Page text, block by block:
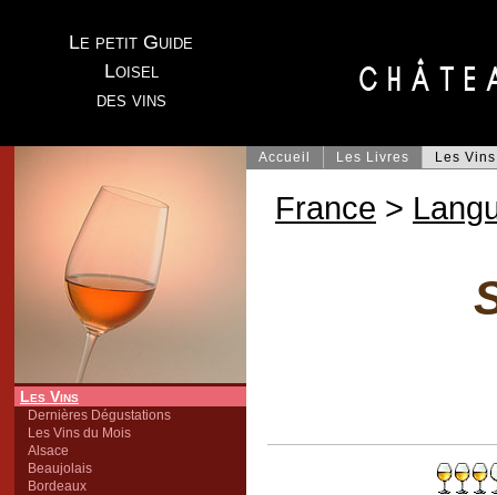
Le petit Guide
Loisel
des vins
Les Vins
Dernières Dégustations
Les Vins du Mois
Alsace
Beaujolais
Bordeaux
Accueil Les Livres Les Vins
France >